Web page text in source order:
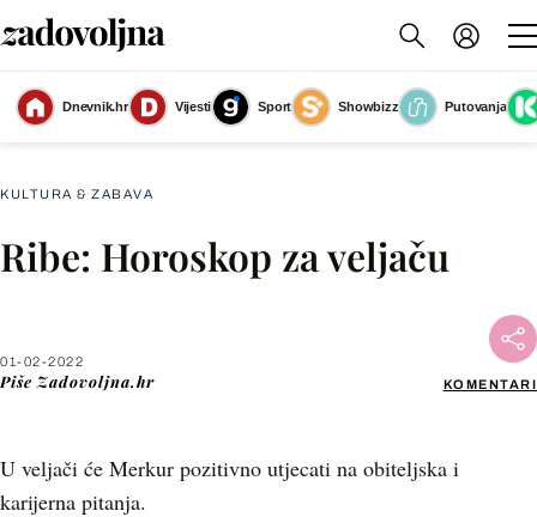
Dnevnik.hr Vijesti Sport Showbizz
Putovanja
(Foto: Zadovoljna.hr)
KULTURA & ZABAVA
Ribe: Horoskop za veljaču
01-02-2022
Piše Zadovoljna.hr KOMENTARI
U veljači će Merkur pozitivno utjecati na obiteljska i
karijerna pitanja.
Facebook
Viber